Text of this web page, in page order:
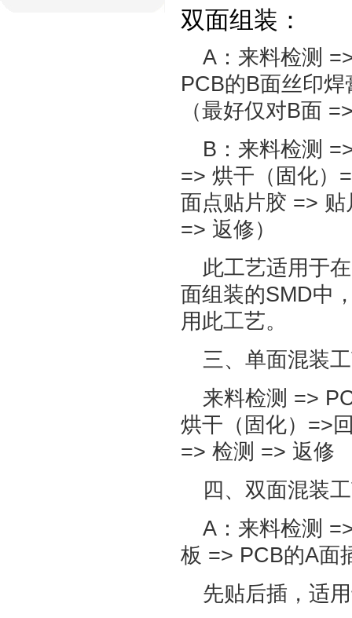
双面组装：
A：来料检测
PCB的B面丝印
（最好仅对B面
B：来料检测
=> 烘干（固化）
面点贴片胶 =>
=> 返修）
此工艺适用于
面组装的SMD中
用此工艺。
三、单面混装
来料检测 =>
烘干（固化）=>
=> 检测 => 返修
四、双面混装
A：来料检测
板 => PCB的A面
先贴后插，适